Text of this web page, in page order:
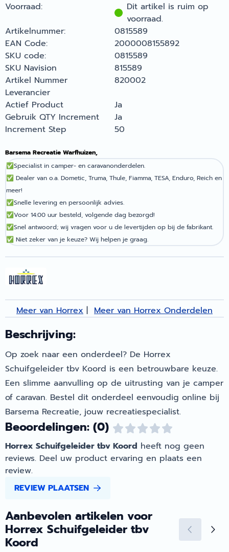
Voorraad:
Dit artikel is ruim op
voorraad.
Artikelnummer:
0815589
EAN Code:
2000008155892
SKU code:
0815589
SKU Navision
815589
Artikel Nummer
Leverancier
820002
Actief Product
Ja
Gebruik QTY Increment
Ja
Increment Step
50
Barsema Recreatie Warfhuizen,
✅Specialist in camper- en caravanonderdelen.
✅ Dealer van o.a. Dometic, Truma, Thule, Fiamma, TESA, Enduro, Reich en
meer!
✅Snelle levering en persoonlijk advies.
✅Voor 14:00 uur besteld, volgende dag bezorgd!
✅Snel antwoord; wij vragen voor u de levertijden op bij de fabrikant.
✅ Niet zeker van je keuze? Wij helpen je graag.
Meer van Horrex | Meer van Horrex Onderdelen
Beschrijving:
Op zoek naar een onderdeel? De Horrex
Schuifgeleider tbv Koord is een betrouwbare keuze.
Een slimme aanvulling op de uitrusting van je camper
of caravan. Bestel dit onderdeel eenvoudig online bij
Barsema Recreatie, jouw recreatiespecialist.
Beoordelingen: (0)
Horrex Schuifgeleider tbv Koord heeft nog geen
reviews. Deel uw product ervaring en plaats een
review.
REVIEW PLAATSEN
Aanbevolen artikelen voor
Horrex Schuifgeleider tbv
Koord